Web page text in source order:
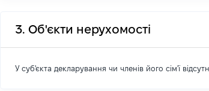
3. Об'єкти нерухомості
У суб'єкта декларування чи членів його сім'ї